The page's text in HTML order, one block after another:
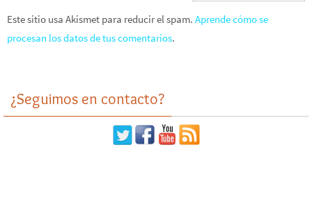
Este sitio usa Akismet para reducir el spam. Aprende cómo se
procesan los datos de tus comentarios.
¿Seguimos en contacto?